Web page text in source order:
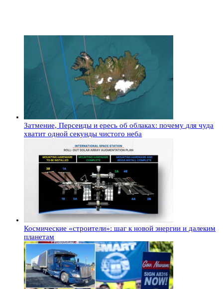
Затмение, Персеиды и ересь об облаках: почему для чуда
хватит одной секунды чистого неба
Космические «строители»: шаг к новой энергии и далеким
планетам